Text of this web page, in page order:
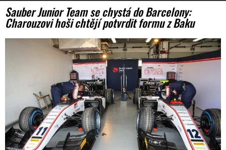
Sauber Junior Team se chystá do Barcelony:
Charouzovi hoši chtějí potvrdit formu z Baku